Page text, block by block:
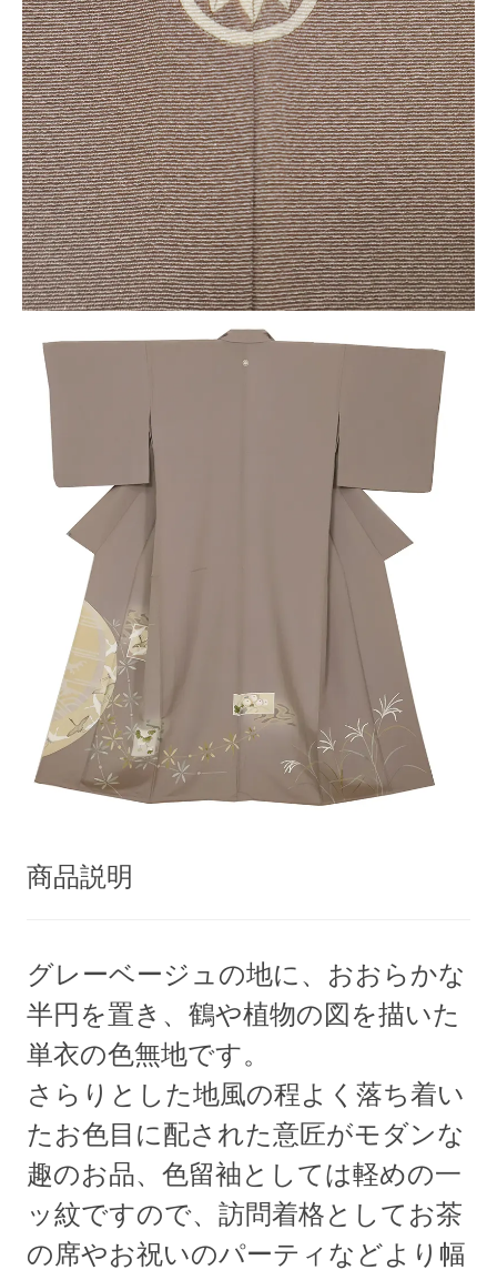
商品説明
グレーベージュの地に、おおらかな
半円を置き、鶴や植物の図を描いた
単衣の色無地です。
さらりとした地風の程よく落ち着い
たお色目に配された意匠がモダンな
趣のお品、色留袖としては軽めの一
ッ紋ですので、訪問着格としてお茶
の席やお祝いのパーティなどより幅